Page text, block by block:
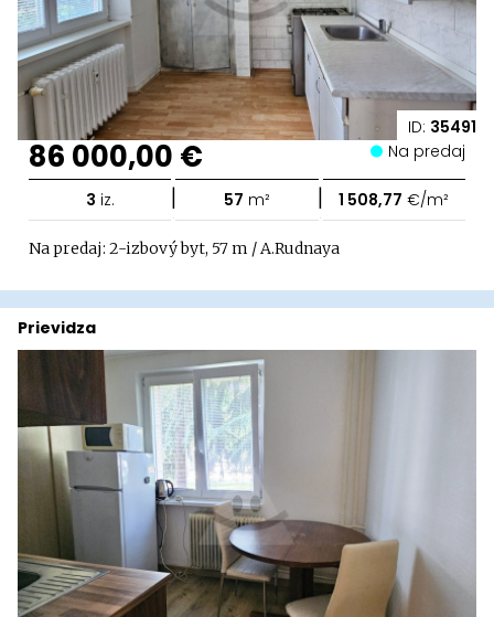
ID: 35491
86 000,00 € Na predaj
3 iz. | 57 m² | 1 508,77 €/m²
Na predaj: 2-izbový byt, 57 m / A.Rudnaya
Prievidza